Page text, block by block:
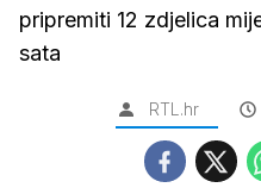
pripremiti 12 zdjelica
sata
RTL.hr